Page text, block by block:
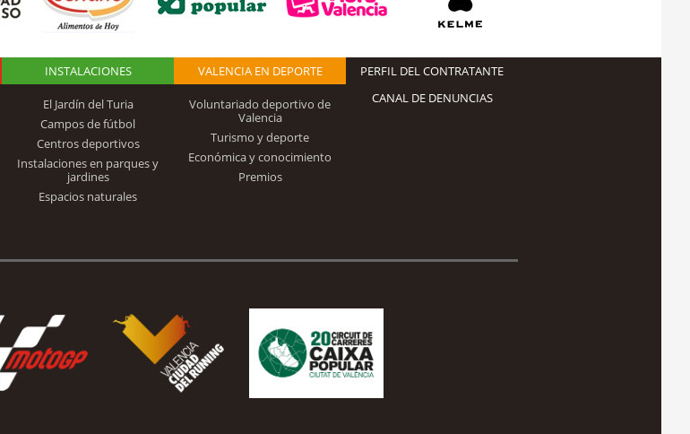
INSTALACIONES
El Jardín del Turia
Campos de fútbol
Centros deportivos
Instalaciones en parques y
jardines
Espacios naturales
VALENCIA EN DEPORTE
Voluntariado deportivo de
Valencia
Turismo y deporte
Económica y conocimiento
Premios
PERFIL DEL CONTRATANTE
CANAL DE DENUNCIAS